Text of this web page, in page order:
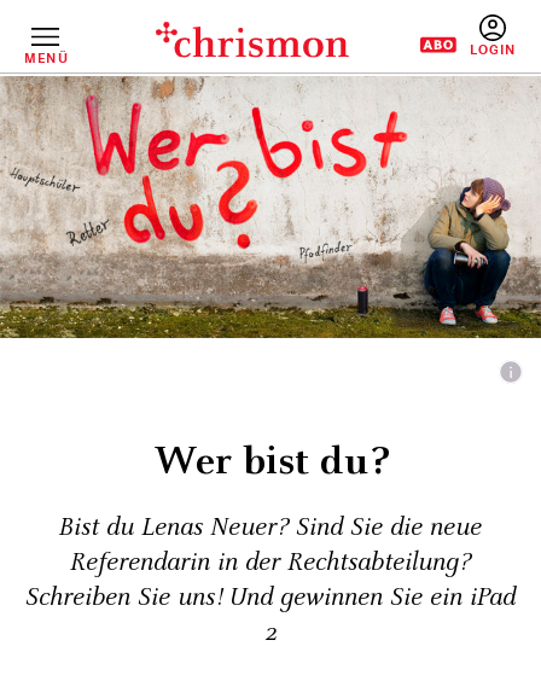
InhaltMENÜ
Wer bist du?
Bist du Lenas Neuer? Sind Sie die neue
Referendarin in der Rechtsabteilung?
Schreiben Sie uns! Und gewinnen Sie ein iPad
2